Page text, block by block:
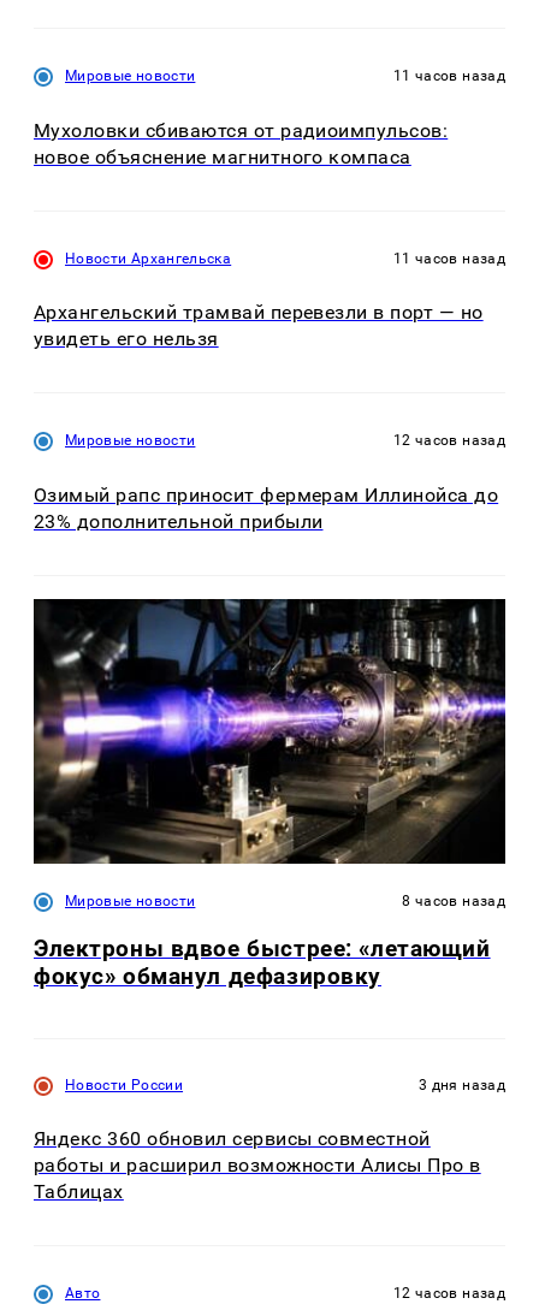
Мировые новости 11 часов назад
Мухоловки сбиваются от радиоимпульсов:
новое объяснение магнитного компаса
Новости Архангельска 11 часов назад
Архангельский трамвай перевезли в порт — но
увидеть его нельзя
Мировые новости 12 часов назад
Озимый рапс приносит фермерам Иллинойса до
23% дополнительной прибыли
Мировые новости 8 часов назад
Электроны вдвое быстрее: «летающий
фокус» обманул дефазировку
Новости России 3 дня назад
Яндекс 360 обновил сервисы совместной
работы и расширил возможности Алисы Про в
Таблицах
Авто 12 часов назад